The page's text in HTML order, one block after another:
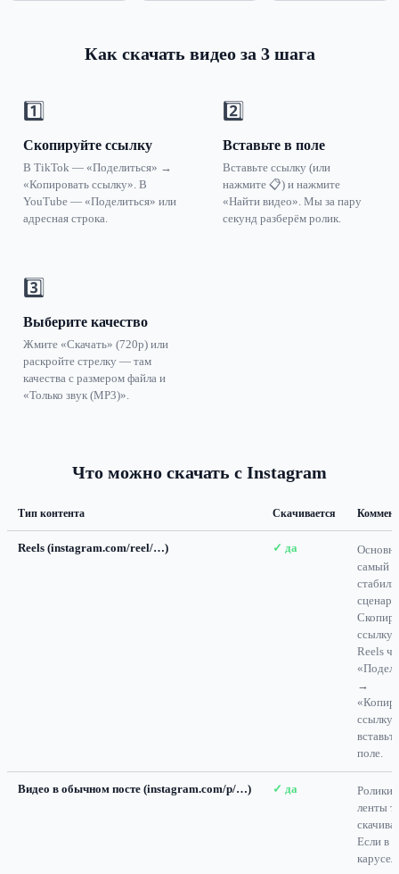
Как скачать видео за 3 шага
1️⃣
Скопируйте ссылку
В TikTok — «Поделиться» →
«Копировать ссылку». В
YouTube — «Поделиться» или
адресная строка.
2️⃣
Вставьте в поле
Вставьте ссылку (или
нажмите 📋) и нажмите
«Найти видео». Мы за пару
секунд разберём ролик.
3️⃣
Выберите качество
Жмите «Скачать» (720p) или
раскройте стрелку — там
качества с размером файла и
«Только звук (MP3)».
Что можно скачать с Instagram
Тип контента Скачивается
Reels (instagram.com/reel/…) ✓ да
самый
ссылку
Reels
→
поле.
Видео в обычном посте (instagram.com/p/…) ✓ да
Ролики
ленты
Если в